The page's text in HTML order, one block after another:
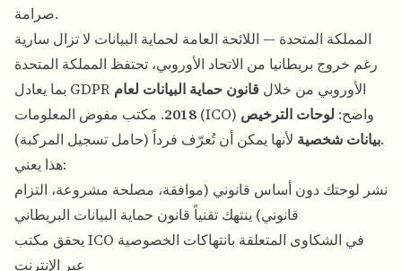
صرامة.
المملكة المتحدة — اللائحة العامة لحماية البيانات لا تزال سارية
رغم خروج بريطانيا من الاتحاد الأوروبي، تحتفظ المملكة المتحدة
بما يعادل GDPR الأوروبي من خلال قانون حماية البيانات لعام
2018
. مكتب مفوض المعلومات (ICO) واضح: لوحات الترخيص
بيانات شخصيةلأنها يمكن أن تُعرّف فرداً (حامل تسجيل المركبة).
هذا يعني:
نشر لوحتك دون أساس قانوني (موافقة، مصلحة مشروعة، التزام
قانوني) ينتهك تقنياً قانون حماية البيانات البريطاني
يحقق مكتب ICO في الشكاوى المتعلقة بانتهاكات الخصوصية
عبر الإنترنت